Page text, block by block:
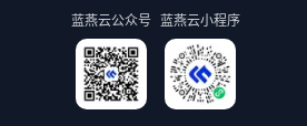
蓝燕云公众号 蓝燕云小程序